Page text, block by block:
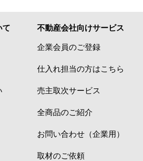
て 不動産会社向けサービス
企業会員のご登録
仕入れ担当の方はこちら
売主取次サービス
全商品のご紹介
お問い合わせ（企業用）
取材のご依頼